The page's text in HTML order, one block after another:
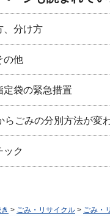
、分け方
の他
定袋の緊急措置
らごみの分別方法が変
ック
> ごみ・リサイクル > ごみ・